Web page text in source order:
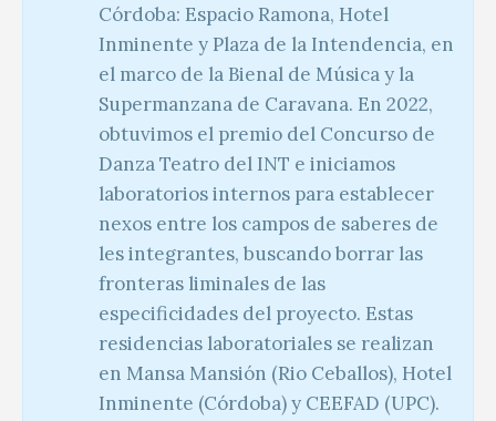
Córdoba: Espacio Ramona, Hotel
Inminente y Plaza de la Intendencia, en
el marco de la Bienal de Música y la
Supermanzana de Caravana. En 2022,
obtuvimos el premio del Concurso de
Danza Teatro del INT e iniciamos
laboratorios internos para establecer
nexos entre los campos de saberes de
les integrantes, buscando borrar las
fronteras liminales de las
especificidades del proyecto. Estas
residencias laboratoriales se realizan
en Mansa Mansión (Rio Ceballos), Hotel
Inminente (Córdoba) y CEEFAD (UPC).